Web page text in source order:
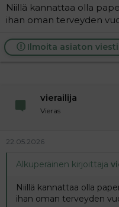
Niillä kannattaa olla
ihan oman terveyden
Ilmoita asiaton viesti
vierailija
Vieras
22.05.2026
Alkuperäinen kirjoittaja
Niillä kannattaa olla
ihan oman terveyden